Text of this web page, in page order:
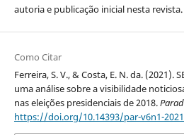
autoria e publicação inicial nesta revista.
Como Citar
Ferreira, S. V., & Costa, E. N. da. (2021).
uma análise sobre a visibilidade
nas eleições presidenciais de 2018.
https://doi.org/10.14393/par-v6n1-